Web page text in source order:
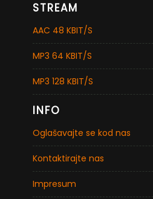
STREAM
AAC 48 KBIT/S
MP3 64 KBIT/S
MP3 128 KBIT/S
INFO
Oglašavajte se kod nas
Kontaktirajte nas
Impresum